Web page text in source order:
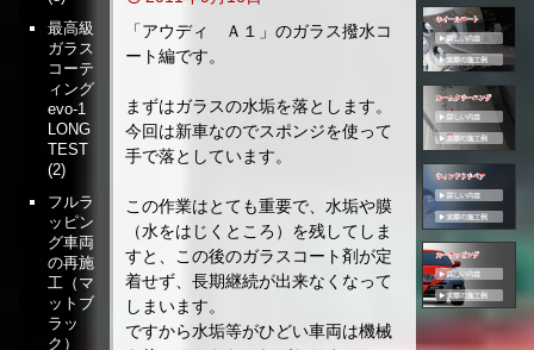
「アウディ Ａ１」のガラス撥水コ
ート編です。
まずはガラスの水垢を落とします。
今回は新車なのでスポンジを使って
手で落としています。
この作業はとても重要で、水垢や膜
（水をはじくところ）を残してしま
すと、この後のガラスコート剤が定
着せず、長期継続が出来なくなって
しまいます。
ですから水垢等がひどい車両は機械
最高級
ガラス
コーテ
ィング
evo-1
LONG
TEST
(2)
フルラ
ッピン
グ車両
の再施
工（マ
ットブ
ラッ
ク）